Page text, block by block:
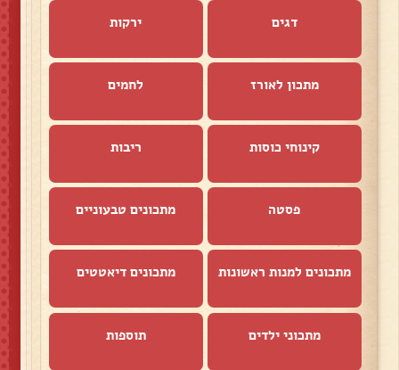
דגים ירקות
מתכון לאורז לחמים
קינוחי כוסות ריבות
פסטה מתכונים טבעוניים
מתכונים למנות ראשונות מתכונים דיאטטים
מתכוני ילדים תוספות